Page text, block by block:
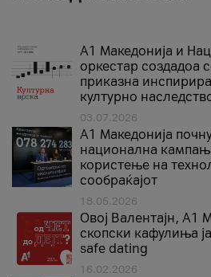
А1 Македонија и
оркестар создадоа
приказна
културно
03.07.2026
A1 Македонија
национална
користење на
сообраќајот
18.05.2026
Овој Валентајн, A1
скопски кафулиња
safe dating
16.02.2026